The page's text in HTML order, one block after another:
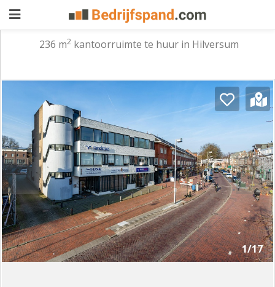
aanbieden
zoeken
Waarom
adverteren
Premium
adverteren
Blog
Registreren
Login
236 m2kantoorruimte te huur in Hilversum
1/17